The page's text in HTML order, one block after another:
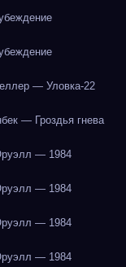
— Уловка-22
— Гроздья гнева
— 1984
— 1984
— 1984
— 1984